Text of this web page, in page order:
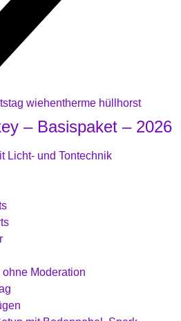
– Basispaket – 2026
Licht- und Tontechnik
ohne Moderation